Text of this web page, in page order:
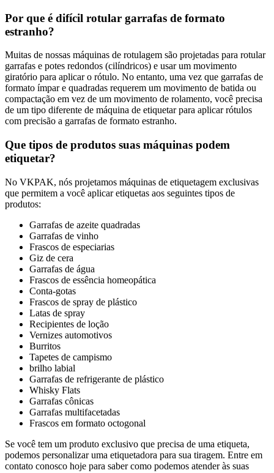
Por que é difícil rotular garrafas de formato
estranho?
Muitas de nossas máquinas de rotulagem são projetadas para rotular
garrafas e potes redondos (cilíndricos) e usar um movimento
giratório para aplicar o rótulo. No entanto, uma vez que garrafas de
formato ímpar e quadradas requerem um movimento de batida ou
compactação em vez de um movimento de rolamento, você precisa
de um tipo diferente de máquina de etiquetar para aplicar rótulos
com precisão a garrafas de formato estranho.
Que tipos de produtos suas máquinas podem
etiquetar?
No VKPAK, nós projetamos máquinas de etiquetagem exclusivas
que permitem a você aplicar etiquetas aos seguintes tipos de
produtos:
Garrafas de azeite quadradas
Garrafas de vinho
Frascos de especiarias
Giz de cera
Garrafas de água
Frascos de essência homeopática
Conta-gotas
Frascos de spray de plástico
Latas de spray
Recipientes de loção
Vernizes automotivos
Burritos
Tapetes de campismo
brilho labial
Garrafas de refrigerante de plástico
Whisky Flats
Garrafas cônicas
Garrafas multifacetadas
Frascos em formato octogonal
Se você tem um produto exclusivo que precisa de uma etiqueta,
podemos personalizar uma etiquetadora para sua tiragem. Entre em
contato conosco hoje para saber como podemos atender às suas